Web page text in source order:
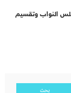
النواب وتقسيم